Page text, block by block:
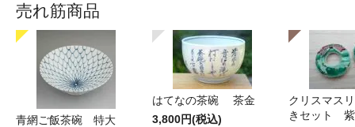
売れ筋商品
青網ご飯茶碗 特大
はてなの茶碗 茶金
3,800円(税込)
クリスマス
きセット